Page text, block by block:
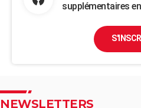
supplémentaires
NEWSLETTERS